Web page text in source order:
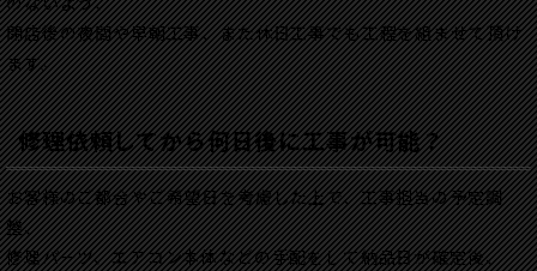
閉店後の夜間や早朝工事、また休日工事でも工程を組ませて頂け
ます。
修理依頼してから何日後に工事が可能？
お客様のご都合やご希望日を考慮した上で、工事担当の予定調
整、
修理パーツ、エアコン本体などの手配をして納品日が確定後、